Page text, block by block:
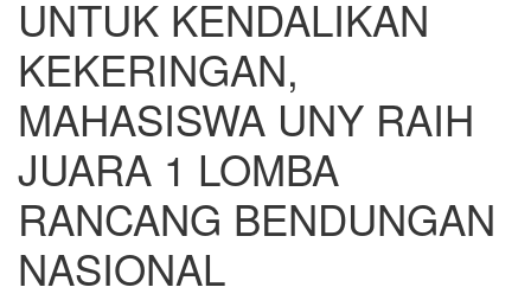
UNTUK KENDALIKAN
KEKERINGAN,
MAHASISWA UNY RAIH
JUARA 1 LOMBA
RANCANG BENDUNGAN
NASIONAL